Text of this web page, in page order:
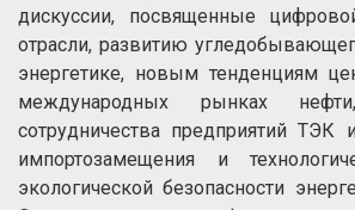
дискуссии, посвященные
отрасли, развитию
энергетике, новым тенденциям
международных рынках
сотрудничества предприятий
импортозамещения и
экологической безопасности